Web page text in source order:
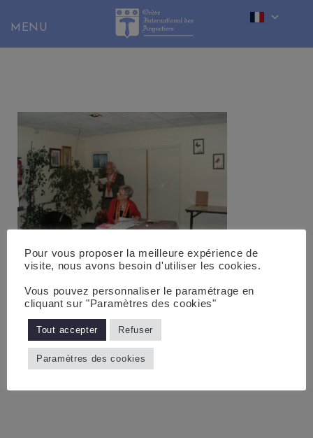
content
Pour vous proposer la meilleure expérience de
visite, nous avons besoin d'utiliser les cookies.
Vous pouvez personnaliser le paramétrage en
cliquant sur "Paramètres des cookies"
Tout accepter Refuser
Paramètres des cookies